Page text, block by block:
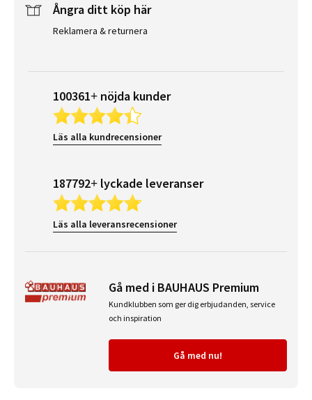
Ångra ditt köp här
Reklamera & returnera
100361+ nöjda kunder
Läs alla kundrecensioner
187792+ lyckade leveranser
Läs alla leveransrecensioner
Gå med i BAUHAUS Premium
Kundklubben som ger dig erbjudanden, service
och inspiration
Gå med nu!